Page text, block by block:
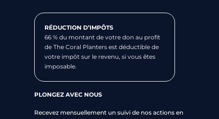
RÉDUCTION D’IMPÔTS
66 % du montant de votre don au profit
de The Coral Planters est déductible de
votre impôt sur le revenu, si vous êtes
imposable.
PLONGEZ AVEC NOUS
Recevez mensuellement un suivi de nos actions en